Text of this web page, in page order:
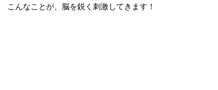
こんなことが、脳を鋭く刺激してきます！